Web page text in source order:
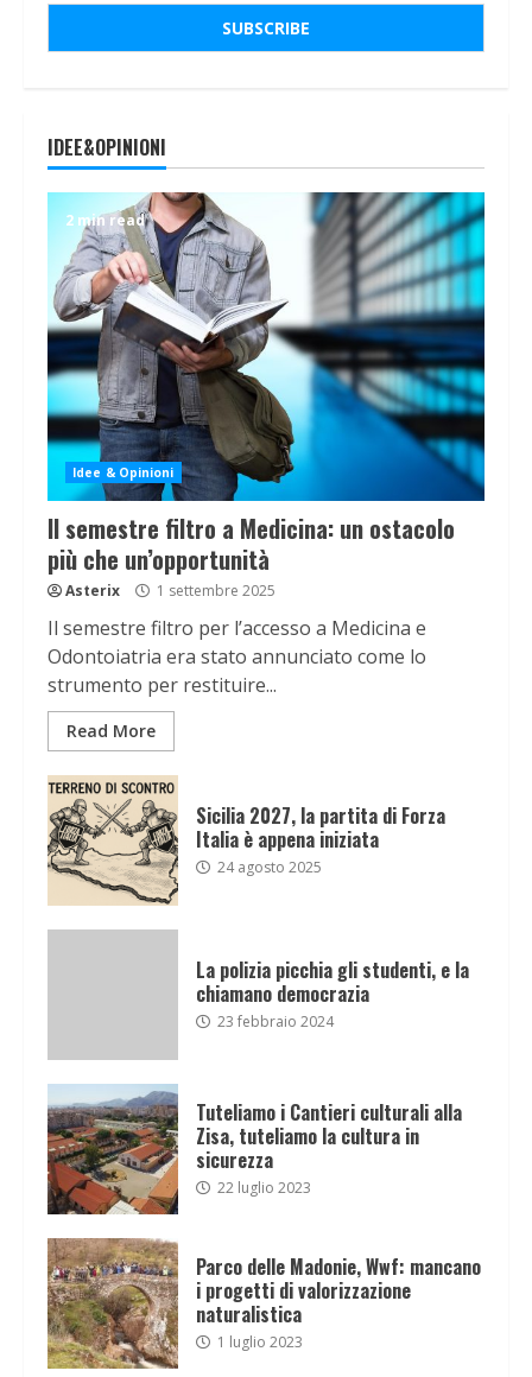
IDEE&OPINIONI
2 min read
Idee & Opinioni
Il semestre filtro a Medicina: un ostacolo
più che un’opportunità
Asterix 1 settembre 2025
Il semestre filtro per l’accesso a Medicina e
Odontoiatria era stato annunciato come lo
strumento per restituire...
Read More
Sicilia 2027, la partita di Forza
Italia è appena iniziata
24 agosto 2025
La polizia picchia gli studenti, e la
chiamano democrazia
23 febbraio 2024
Tuteliamo i Cantieri culturali alla
Zisa, tuteliamo la cultura in
sicurezza
22 luglio 2023
Parco delle Madonie, Wwf: mancano
i progetti di valorizzazione
naturalistica
1 luglio 2023